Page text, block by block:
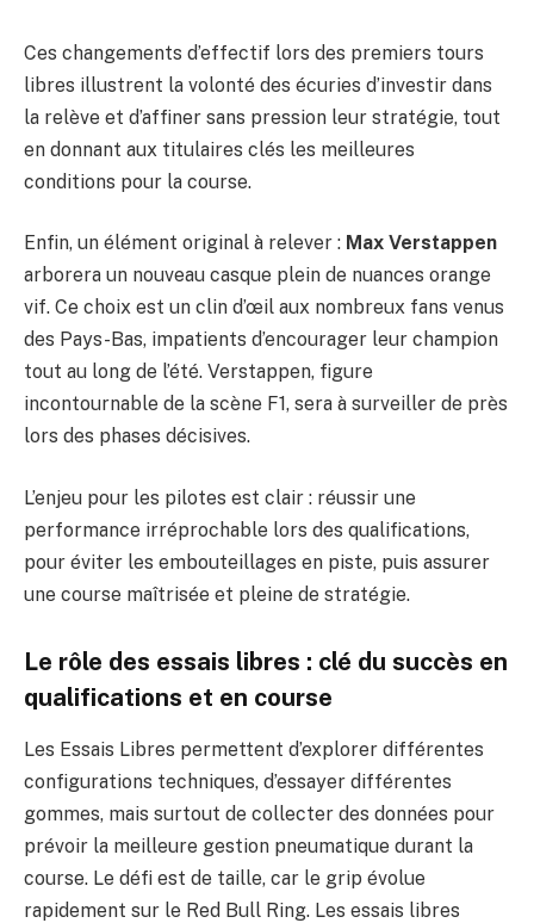
Ces changements d’effectif lors des premiers tours
libres illustrent la volonté des écuries d’investir dans
la relève et d’affiner sans pression leur stratégie, tout
en donnant aux titulaires clés les meilleures
conditions pour la course.
Enfin, un élément original à relever : Max Verstappen
arborera un nouveau casque plein de nuances orange
vif. Ce choix est un clin d’œil aux nombreux fans venus
des Pays-Bas, impatients d’encourager leur champion
tout au long de l’été. Verstappen, figure
incontournable de la scène F1, sera à surveiller de près
lors des phases décisives.
L’enjeu pour les pilotes est clair : réussir une
performance irréprochable lors des qualifications,
pour éviter les embouteillages en piste, puis assurer
une course maîtrisée et pleine de stratégie.
Le rôle des essais libres : clé du succès en
qualifications et en course
Les Essais Libres permettent d’explorer différentes
configurations techniques, d’essayer différentes
gommes, mais surtout de collecter des données pour
prévoir la meilleure gestion pneumatique durant la
course. Le défi est de taille, car le grip évolue
rapidement sur le Red Bull Ring. Les essais libres